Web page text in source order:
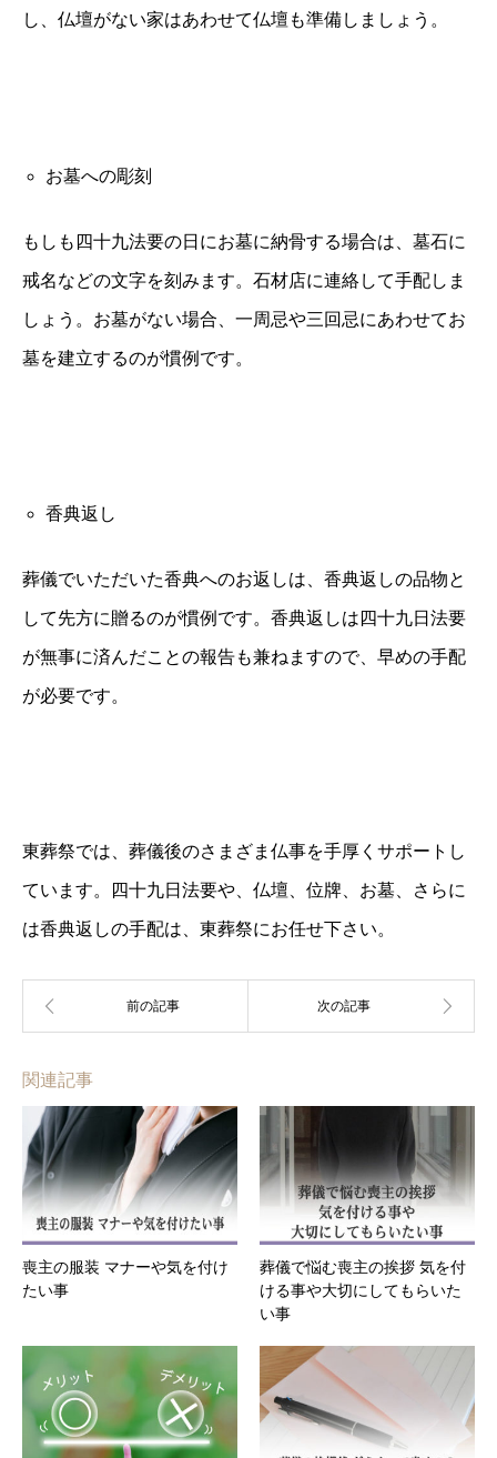
し、仏壇がない家はあわせて仏壇も準備しましょう。
お墓への彫刻
もしも四十九法要の日にお墓に納骨する場合は、墓石に
戒名などの文字を刻みます。石材店に連絡して手配しま
しょう。お墓がない場合、一周忌や三回忌にあわせてお
墓を建立するのが慣例です。
香典返し
葬儀でいただいた香典へのお返しは、香典返しの品物と
して先方に贈るのが慣例です。香典返しは四十九日法要
が無事に済んだことの報告も兼ねますので、早めの手配
が必要です。
東葬祭では、葬儀後のさまざま仏事を手厚くサポートし
ています。四十九日法要や、仏壇、位牌、お墓、さらに
は香典返しの手配は、東葬祭にお任せ下さい。
関連記事
喪主の服装 マナーや気を付け
たい事
葬儀で悩む喪主の挨拶 気を付
ける事や大切にしてもらいた
い事